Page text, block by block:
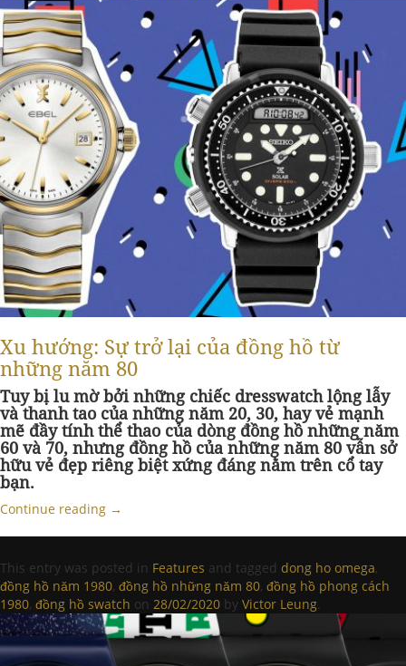
Xu hướng: Sự trở lại của đồng hồ từ
những năm 80
Tuy bị lu mờ bởi những chiếc dresswatch lộng lẫy
và thanh tao của những năm 20, 30, hay vẻ mạnh
mẽ đầy tính thể thao của dòng đồng hồ những năm
60 và 70, nhưng đồng hồ của những năm 80 vẫn sở
hữu vẻ đẹp riêng biệt xứng đáng nằm trên cổ tay
bạn.
Continue reading →
This entry was posted in Features and tagged dong ho omega,
đồng hồ năm 1980, đồng hồ những năm 80, đồng hồ phong cách
1980, đồng hồ swatch on 28/02/2020 by Victor Leung.